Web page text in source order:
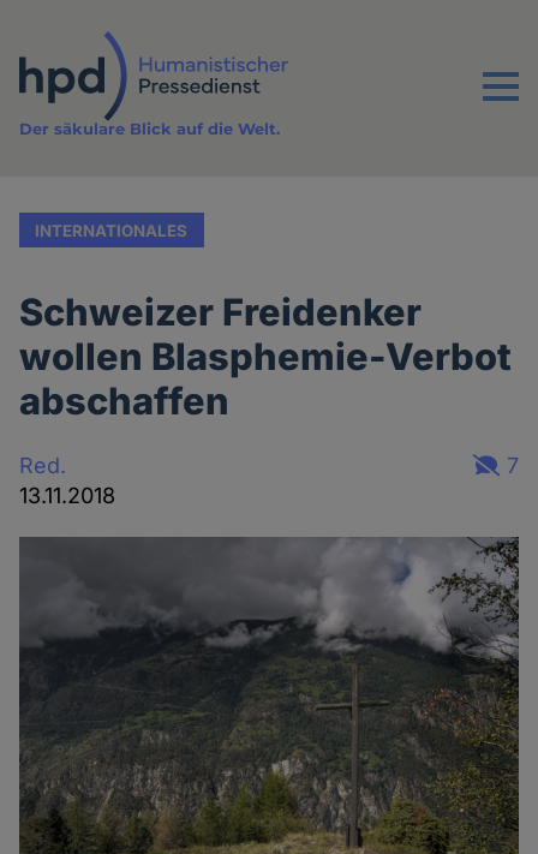
Inhalt
Menu
Der säkulare Blick auf die Welt.
INTERNATIONALES
Schweizer Freidenker
wollen Blasphemie-Verbot
abschaffen
Red.
13.11.2018
7